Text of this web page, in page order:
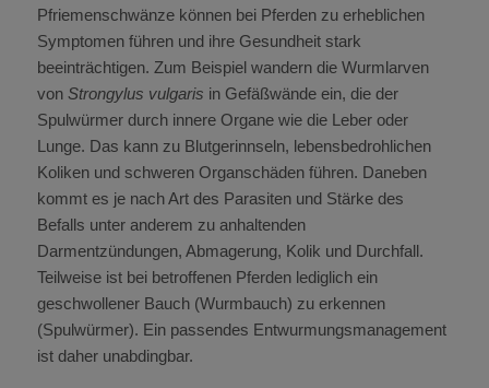
Pfriemenschwänze können bei Pferden zu erheblichen
Symptomen führen und ihre Gesundheit stark
beeinträchtigen. Zum Beispiel wandern die Wurmlarven
von Strongylus vulgaris in Gefäßwände ein, die der
Spulwürmer durch innere Organe wie die Leber oder
Lunge. Das kann zu Blutgerinnseln, lebensbedrohlichen
Koliken und schweren Organschäden führen. Daneben
kommt es je nach Art des Parasiten und Stärke des
Befalls unter anderem zu anhaltenden
Darmentzündungen, Abmagerung, Kolik und Durchfall.
Teilweise ist bei betroffenen Pferden lediglich ein
geschwollener Bauch (Wurmbauch) zu erkennen
(Spulwürmer). Ein passendes Entwurmungsmanagement
ist daher unabdingbar.